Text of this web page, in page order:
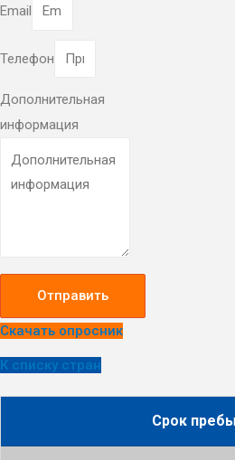
Email
Телефон
Дополнительная
информация
Отправить
Скачать опросник
К списку стран
Срок